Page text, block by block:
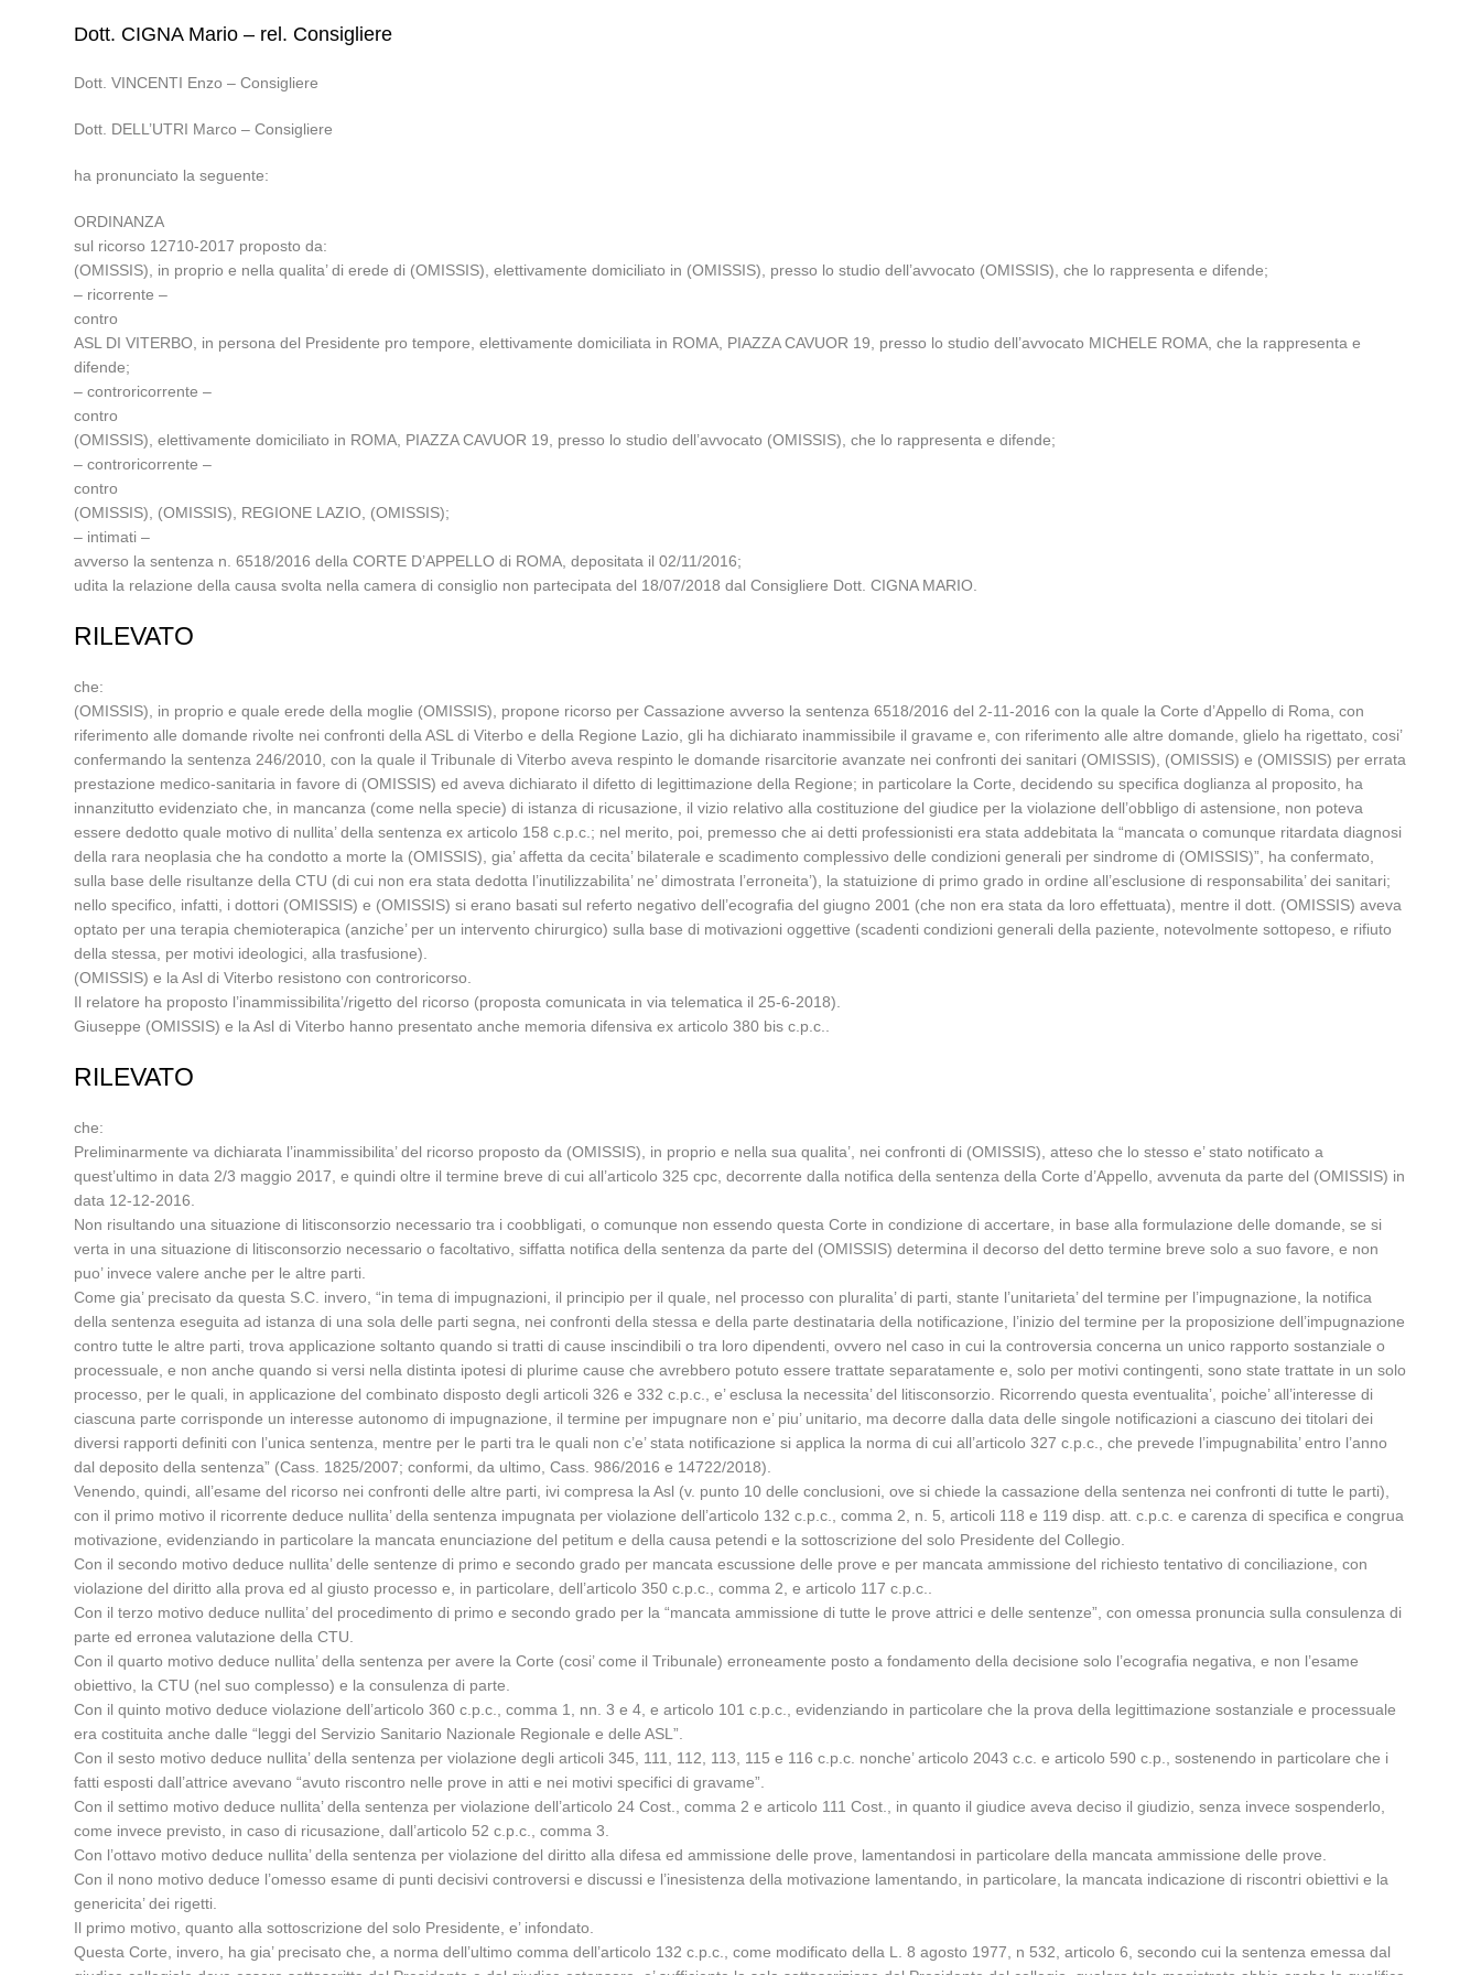
Dott. CIGNA Mario – rel. Consigliere
Dott. VINCENTI Enzo – Consigliere
Dott. DELL’UTRI Marco – Consigliere
ha pronunciato la seguente:
ORDINANZA
sul ricorso 12710-2017 proposto da:
(OMISSIS), in proprio e nella qualita’ di erede di (OMISSIS), elettivamente domiciliato in (OMISSIS), presso lo studio dell’avvocato (OMISSIS), che lo rappresenta e difende;
– ricorrente –
contro
ASL DI VITERBO, in persona del Presidente pro tempore, elettivamente domiciliata in ROMA, PIAZZA CAVUOR 19, presso lo studio dell’avvocato MICHELE ROMA, che la rappresenta e
difende;
– controricorrente –
contro
(OMISSIS), elettivamente domiciliato in ROMA, PIAZZA CAVUOR 19, presso lo studio dell’avvocato (OMISSIS), che lo rappresenta e difende;
– controricorrente –
contro
(OMISSIS), (OMISSIS), REGIONE LAZIO, (OMISSIS);
– intimati –
avverso la sentenza n. 6518/2016 della CORTE D’APPELLO di ROMA, depositata il 02/11/2016;
udita la relazione della causa svolta nella camera di consiglio non partecipata del 18/07/2018 dal Consigliere Dott. CIGNA MARIO.
RILEVATO
che:
(OMISSIS), in proprio e quale erede della moglie (OMISSIS), propone ricorso per Cassazione avverso la sentenza 6518/2016 del 2-11-2016 con la quale la Corte d’Appello di Roma, con
riferimento alle domande rivolte nei confronti della ASL di Viterbo e della Regione Lazio, gli ha dichiarato inammissibile il gravame e, con riferimento alle altre domande, glielo ha rigettato, cosi’
confermando la sentenza 246/2010, con la quale il Tribunale di Viterbo aveva respinto le domande risarcitorie avanzate nei confronti dei sanitari (OMISSIS), (OMISSIS) e (OMISSIS) per errata
prestazione medico-sanitaria in favore di (OMISSIS) ed aveva dichiarato il difetto di legittimazione della Regione; in particolare la Corte, decidendo su specifica doglianza al proposito, ha
innanzitutto evidenziato che, in mancanza (come nella specie) di istanza di ricusazione, il vizio relativo alla costituzione del giudice per la violazione dell’obbligo di astensione, non poteva
essere dedotto quale motivo di nullita’ della sentenza ex articolo 158 c.p.c.; nel merito, poi, premesso che ai detti professionisti era stata addebitata la “mancata o comunque ritardata diagnosi
della rara neoplasia che ha condotto a morte la (OMISSIS), gia’ affetta da cecita’ bilaterale e scadimento complessivo delle condizioni generali per sindrome di (OMISSIS)”, ha confermato,
sulla base delle risultanze della CTU (di cui non era stata dedotta l’inutilizzabilita’ ne’ dimostrata l’erroneita’), la statuizione di primo grado in ordine all’esclusione di responsabilita’ dei sanitari;
nello specifico, infatti, i dottori (OMISSIS) e (OMISSIS) si erano basati sul referto negativo dell’ecografia del giugno 2001 (che non era stata da loro effettuata), mentre il dott. (OMISSIS) aveva
optato per una terapia chemioterapica (anziche’ per un intervento chirurgico) sulla base di motivazioni oggettive (scadenti condizioni generali della paziente, notevolmente sottopeso, e rifiuto
della stessa, per motivi ideologici, alla trasfusione).
(OMISSIS) e la Asl di Viterbo resistono con controricorso.
Il relatore ha proposto l’inammissibilita’/rigetto del ricorso (proposta comunicata in via telematica il 25-6-2018).
Giuseppe (OMISSIS) e la Asl di Viterbo hanno presentato anche memoria difensiva ex articolo 380 bis c.p.c..
RILEVATO
che:
Preliminarmente va dichiarata l’inammissibilita’ del ricorso proposto da (OMISSIS), in proprio e nella sua qualita’, nei confronti di (OMISSIS), atteso che lo stesso e’ stato notificato a
quest’ultimo in data 2/3 maggio 2017, e quindi oltre il termine breve di cui all’articolo 325 cpc, decorrente dalla notifica della sentenza della Corte d’Appello, avvenuta da parte del (OMISSIS) in
data 12-12-2016.
Non risultando una situazione di litisconsorzio necessario tra i coobbligati, o comunque non essendo questa Corte in condizione di accertare, in base alla formulazione delle domande, se si
verta in una situazione di litisconsorzio necessario o facoltativo, siffatta notifica della sentenza da parte del (OMISSIS) determina il decorso del detto termine breve solo a suo favore, e non
puo’ invece valere anche per le altre parti.
Come gia’ precisato da questa S.C. invero, “in tema di impugnazioni, il principio per il quale, nel processo con pluralita’ di parti, stante l’unitarieta’ del termine per l’impugnazione, la notifica
della sentenza eseguita ad istanza di una sola delle parti segna, nei confronti della stessa e della parte destinataria della notificazione, l’inizio del termine per la proposizione dell’impugnazione
contro tutte le altre parti, trova applicazione soltanto quando si tratti di cause inscindibili o tra loro dipendenti, ovvero nel caso in cui la controversia concerna un unico rapporto sostanziale o
processuale, e non anche quando si versi nella distinta ipotesi di plurime cause che avrebbero potuto essere trattate separatamente e, solo per motivi contingenti, sono state trattate in un solo
processo, per le quali, in applicazione del combinato disposto degli articoli 326 e 332 c.p.c., e’ esclusa la necessita’ del litisconsorzio. Ricorrendo questa eventualita’, poiche’ all’interesse di
ciascuna parte corrisponde un interesse autonomo di impugnazione, il termine per impugnare non e’ piu’ unitario, ma decorre dalla data delle singole notificazioni a ciascuno dei titolari dei
diversi rapporti definiti con l’unica sentenza, mentre per le parti tra le quali non c’e’ stata notificazione si applica la norma di cui all’articolo 327 c.p.c., che prevede l’impugnabilita’ entro l’anno
dal deposito della sentenza” (Cass. 1825/2007; conformi, da ultimo, Cass. 986/2016 e 14722/2018).
Venendo, quindi, all’esame del ricorso nei confronti delle altre parti, ivi compresa la Asl (v. punto 10 delle conclusioni, ove si chiede la cassazione della sentenza nei confronti di tutte le parti),
con il primo motivo il ricorrente deduce nullita’ della sentenza impugnata per violazione dell’articolo 132 c.p.c., comma 2, n. 5, articoli 118 e 119 disp. att. c.p.c. e carenza di specifica e congrua
motivazione, evidenziando in particolare la mancata enunciazione del petitum e della causa petendi e la sottoscrizione del solo Presidente del Collegio.
Con il secondo motivo deduce nullita’ delle sentenze di primo e secondo grado per mancata escussione delle prove e per mancata ammissione del richiesto tentativo di conciliazione, con
violazione del diritto alla prova ed al giusto processo e, in particolare, dell’articolo 350 c.p.c., comma 2, e articolo 117 c.p.c..
Con il terzo motivo deduce nullita’ del procedimento di primo e secondo grado per la “mancata ammissione di tutte le prove attrici e delle sentenze”, con omessa pronuncia sulla consulenza di
parte ed erronea valutazione della CTU.
Con il quarto motivo deduce nullita’ della sentenza per avere la Corte (cosi’ come il Tribunale) erroneamente posto a fondamento della decisione solo l’ecografia negativa, e non l’esame
obiettivo, la CTU (nel suo complesso) e la consulenza di parte.
Con il quinto motivo deduce violazione dell’articolo 360 c.p.c., comma 1, nn. 3 e 4, e articolo 101 c.p.c., evidenziando in particolare che la prova della legittimazione sostanziale e processuale
era costituita anche dalle “leggi del Servizio Sanitario Nazionale Regionale e delle ASL”.
Con il sesto motivo deduce nullita’ della sentenza per violazione degli articoli 345, 111, 112, 113, 115 e 116 c.p.c. nonche’ articolo 2043 c.c. e articolo 590 c.p., sostenendo in particolare che i
fatti esposti dall’attrice avevano “avuto riscontro nelle prove in atti e nei motivi specifici di gravame”.
Con il settimo motivo deduce nullita’ della sentenza per violazione dell’articolo 24 Cost., comma 2 e articolo 111 Cost., in quanto il giudice aveva deciso il giudizio, senza invece sospenderlo,
come invece previsto, in caso di ricusazione, dall’articolo 52 c.p.c., comma 3.
Con l’ottavo motivo deduce nullita’ della sentenza per violazione del diritto alla difesa ed ammissione delle prove, lamentandosi in particolare della mancata ammissione delle prove.
Con il nono motivo deduce l’omesso esame di punti decisivi controversi e discussi e l’inesistenza della motivazione lamentando, in particolare, la mancata indicazione di riscontri obiettivi e la
genericita’ dei rigetti.
Il primo motivo, quanto alla sottoscrizione del solo Presidente, e’ infondato.
Questa Corte, invero, ha gia’ precisato che, a norma dell’ultimo comma dell’articolo 132 c.p.c., come modificato della L. 8 agosto 1977, n 532, articolo 6, secondo cui la sentenza emessa dal